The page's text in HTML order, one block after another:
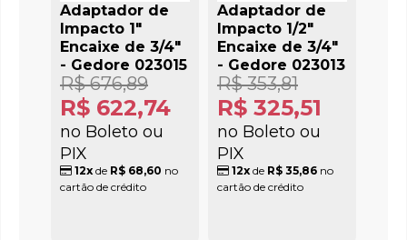
Adaptador de
Impacto 1"
Encaixe de 3/4"
- Gedore 023015
R$ 622,74
no Boleto ou
PIX
R$ 676,89
12x de R$ 68,60 no
cartão de crédito
Adaptador de
Impacto 1/2"
Encaixe de 3/4"
- Gedore 023013
R$ 325,51
no Boleto ou
PIX
R$ 353,81
12xde R$ 35,86no
cartão de crédito